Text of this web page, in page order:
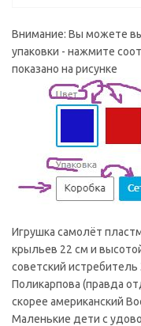
Внимание: Вы можете
упаковки - нажмите
показано на рисунке
Игрушка самолёт
крыльев 22 см и
советский
Поликарпова (правда
скорее американский
Маленькие дети с